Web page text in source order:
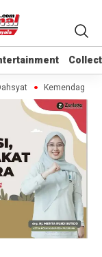
Kemendag Cabut